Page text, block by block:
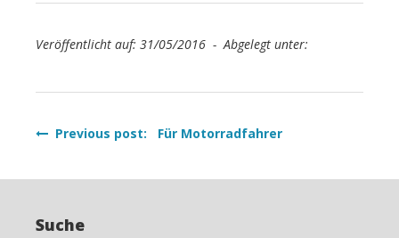
Veröffentlicht auf: 31/05/2016 - Abgelegt unter:
Beitragsnavigation
Previous post: Für Motorradfahrer
Suche